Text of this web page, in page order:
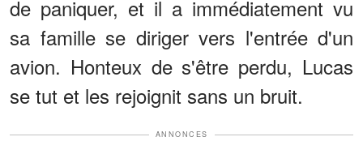
de paniquer, et il a immédiatement vu
sa famille se diriger vers l'entrée d'un
avion. Honteux de s'être perdu, Lucas
se tut et les rejoignit sans un bruit.
ANNONCES